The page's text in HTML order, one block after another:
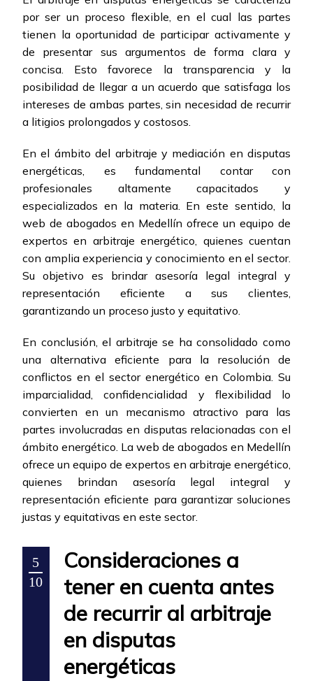
por ser un proceso flexible, en el cual las partes
tienen la oportunidad de participar activamente y
de presentar sus argumentos de forma clara y
concisa. Esto favorece la transparencia y la
posibilidad de llegar a un acuerdo que satisfaga los
intereses de ambas partes, sin necesidad de recurrir
a litigios prolongados y costosos.
En el ámbito del arbitraje y mediación en disputas
energéticas, es fundamental contar con
profesionales altamente capacitados y
especializados en la materia. En este sentido, la
web de abogados en Medellín ofrece un equipo de
expertos en arbitraje energético, quienes cuentan
con amplia experiencia y conocimiento en el sector.
Su objetivo es brindar asesoría legal integral y
representación eficiente a sus clientes,
garantizando un proceso justo y equitativo.
En conclusión, el arbitraje se ha consolidado como
una alternativa eficiente para la resolución de
conflictos en el sector energético en Colombia. Su
imparcialidad, confidencialidad y flexibilidad lo
convierten en un mecanismo atractivo para las
partes involucradas en disputas relacionadas con el
ámbito energético. La web de abogados en Medellín
ofrece un equipo de expertos en arbitraje energético,
quienes brindan asesoría legal integral y
representación eficiente para garantizar soluciones
justas y equitativas en este sector.
5
10
Consideraciones a
tener en cuenta antes
de recurrir al arbitraje
en disputas
energéticas